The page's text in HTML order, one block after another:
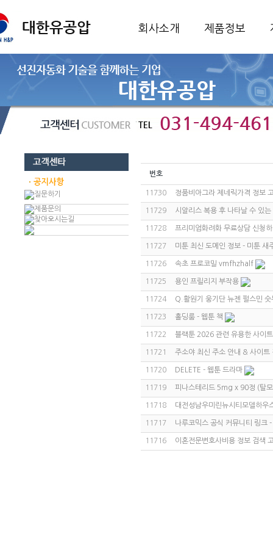
회사소개 제품정보
번호
11730 정품비아그라 제네릭가격 정보
11729 시알리스 복용 후 나타날 수 있
11728 프리미엄화려화 무료상담 신청
11727 미툰 최신 도메인 정보 - 미툰 새
11726 속초 프로코밀 vmfhzhalf
11725 용인 프릴리지 부작용
11724 Q.활원기 웅기단 뉴젠 펄스민
11723 홀딩룸 - 웹툰 책
11722 블랙툰 2026 관련 유용한 사이
11721 주소야 최신 주소 안내 & 사이
11720 DELETE - 웹툰 드라마
11719 피나스테리드 5mg x 90정 (탈
11718 대전성남우미린뉴시티모델하우
11717 나루코믹스 공식 커뮤니티 링크
11716 이혼전문변호사비용 정보 검색